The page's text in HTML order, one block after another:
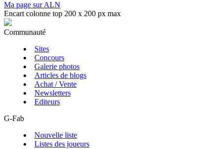
Ma page sur ALN
Encart colonne top 200 x 200 px max
Communauté
Sites
Concours
Galerie photos
Articles de blogs
Achat / Vente
Newsletters
Editeurs
G-Fab
Nouvelle liste
Listes des joueurs